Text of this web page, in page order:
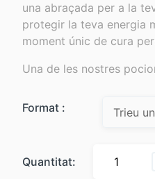
una abraçada per a la
protegir la teva energia
moment únic de cura
Una de les nostres
Format :
Quantitat: